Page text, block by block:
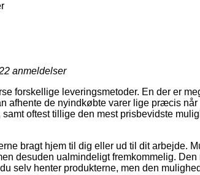
anmeldelser
forskellige leveringsmetoder. En der er
afhente de nyindkøbte varer lige præcis når
oftest tillige den mest prisbevidste
bragt hjem til dig eller ud til dit arbejde.
desuden ualmindeligt fremkommelig. Den
selv henter produkterne, men den